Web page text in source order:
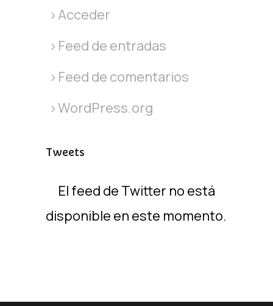
Acceder
Feed de entradas
Feed de comentarios
WordPress.org
Tweets
El feed de Twitter no está
disponible en este momento.